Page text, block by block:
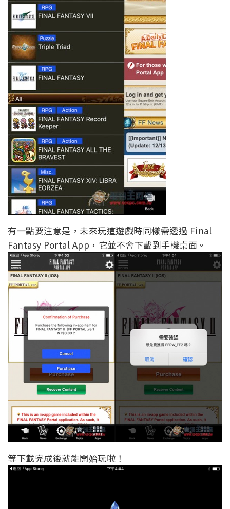
有一點要注意是，未來玩這遊戲時同樣需透過 Final
Fantasy Portal App，它並不會下載到手機桌面。
等下載完成後就能開始玩啦！